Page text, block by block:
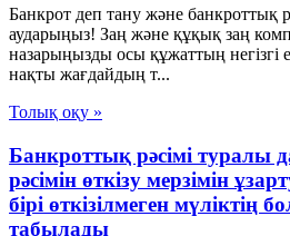
Банкрот деп тану және банкроттық
аударыңыз! Заң және құқық заң
назарыңызды осы құжаттың негізгі
нақты жағдайдың т...
Толық оқу »
Банкроттық рәсімі туралы
рәсімін өткізу мерзімін
бірі өткізілмеген мүліктің
табылады